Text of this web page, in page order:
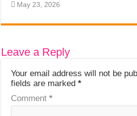
May 23, 2026
Leave a Reply
Your email address will not be
fields are marked*
Comment*